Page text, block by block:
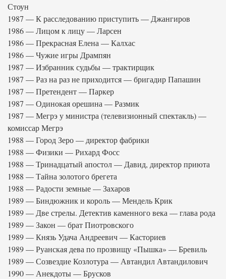
Стоун
1987 — К расследованию приступить — Джангиров
1986 — Лицом к лицу — Ларсен
1986 — Прекрасная Елена — Калхас
1986 — Чужие игры Дрампян
1987 — Избранник судьбы — трактирщик
1987 — Раз на раз не приходится — бригадир Папашин
1987 — Претендент — Паркер
1987 — Одинокая орешина — Размик
1987 — Мегрэ у министра (телевизионный спектакль) —
комиссар Мегрэ
1988 — Город Зеро — директор фабрики
1988 — Физики — Рихард Фосс
1988 — Тринадцатый апостол — Давид, директор приюта
1988 — Тайна золотого брегета
1988 — Радости земные — Захаров
1989 — Биндюжник и король — Мендель Крик
1989 — Две стрелы. Детектив каменного века — глава рода
1989 — Закон — брат Пиотровского
1989 — Князь Удача Андреевич — Касториев
1989 — Руанская дева по прозвищу «Пышка» — Бревиль
1989 — Созвездие Козлотура — Автандил Автандилович
1990 — Анекдоты — Брусков